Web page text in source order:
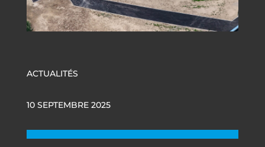
ACTUALITÉS
10 SEPTEMBRE 2025